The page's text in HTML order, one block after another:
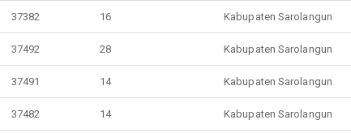
37382 16 Kabupaten Sarolangun
37492 28 Kabupaten Sarolangun
37491 14 Kabupaten Sarolangun
37482 14 Kabupaten Sarolangun